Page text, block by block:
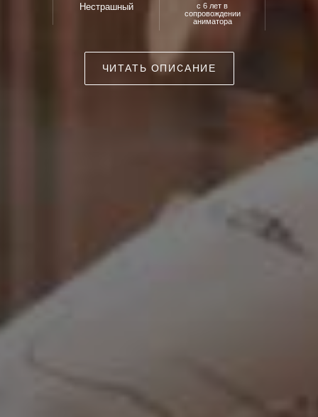
Нестрашный
с 6 лет в
сопровождении
аниматора
ЧИТАТЬ ОПИСАНИЕ